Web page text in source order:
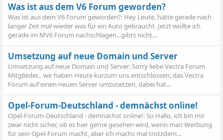
Was ist aus dem V6 Forum geworden?
Was ist aus dem V6 Forum geworden?: Hey Leute, hätte gerade nach
langer Zeit mal wieder was für ein Auto gebraucht. Jetzt wollte ich
gerade im MV6 Forum nachschlagen...gibts nicht...
Umsetzung auf neue Domain und Server
Umsetzung auf neue Domain und Server: Sorry liebe Vectra Forum
Mitglieder... wir haben Heute kurzum uns entschlossen, das Vectra
Forum auf einen neuen Server umzusetzen, dabei hat...
Opel-Forum-Deutschland - demnächst online!
Opel-Forum-Deutschland - demnächst online!: So Hallo, ich bin mir
zwar nicht sicher, ob es hier gerne gesehen wird, wenn man Werbung
für sein Opel-Forum macht, aber ich machs mal trotzdem...